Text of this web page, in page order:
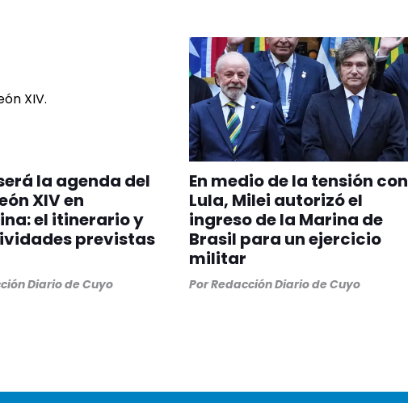
la agenda del
XIV en
el itinerario y
previstas
Diario de Cuyo
En medio de la tensión con
Lula, Milei autorizó el
ingreso de la Marina de
Brasil para un ejercicio
militar
PorRedacción Diario de Cuyo